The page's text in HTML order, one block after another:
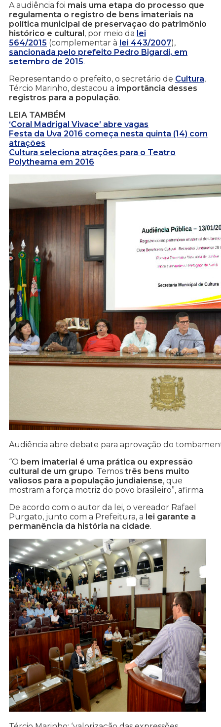
A audiência foi mais uma etapa do processo que
regulamenta o registro de bens imateriais na
política municipal de preservação do patrimônio
histórico e cultural, por meio da lei
564/2015 (complementar à lei 443/2007),
sancionada pelo prefeito Pedro Bigardi, em
setembro de 2015.
Representando o prefeito, o secretário de Cultura,
Tércio Marinho, destacou a importância desses
registros para a população.
LEIA TAMBÉM
‘Coral Madrigal Vivace’ abre vagas
Festa da Uva 2016 começa nesta quinta (14) com
atrações
Cultura seleciona atrações para o Teatro
Polytheama em 2016
Audiência abre debate para aprovação do
“O bem imaterial é uma prática ou expressão
cultural de um grupo. Temos três bens muito
valiosos para a população jundiaiense, que
mostram a força motriz do povo brasileiro”, afirma.
De acordo com o autor da lei, o vereador Rafael
Purgato, junto com a Prefeitura, a lei garante a
permanência da história na cidade.